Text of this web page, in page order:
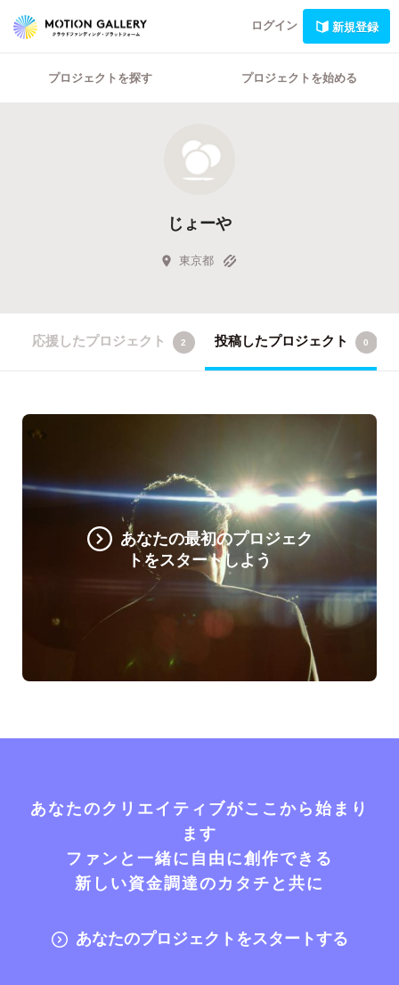
ログイン 新規登録
プロジェクトを探す プロジェクトを始める
じょーや
東京都
応援したプロジェクト 2 投稿したプロジェクト 0
あなたの最初のプロジェク
トをスタートしよう
あなたのクリエイティブがここから始まり
ます
ファンと一緒に自由に創作できる
新しい資金調達のカタチと共に
あなたのプロジェクトをスタートする